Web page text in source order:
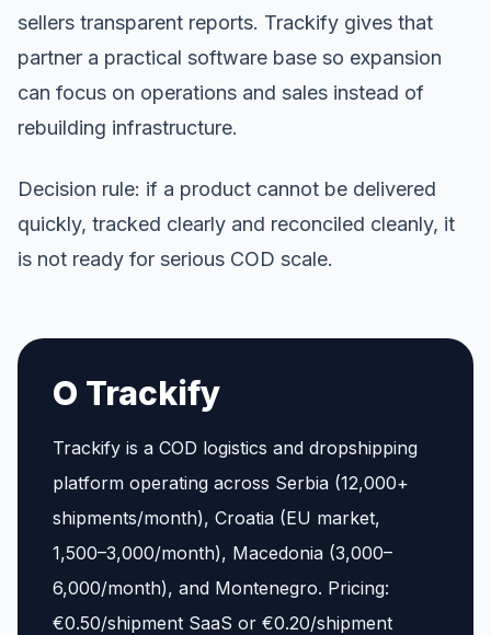
sellers transparent reports. Trackify gives that
partner a practical software base so expansion
can focus on operations and sales instead of
rebuilding infrastructure.
Decision rule: if a product cannot be delivered
quickly, tracked clearly and reconciled cleanly, it
is not ready for serious COD scale.
O Trackify
Trackify is a COD logistics and dropshipping
platform operating across Serbia (12,000+
shipments/month), Croatia (EU market,
1,500–3,000/month), Macedonia (3,000–
6,000/month), and Montenegro. Pricing:
€0.50/shipment SaaS or €0.20/shipment